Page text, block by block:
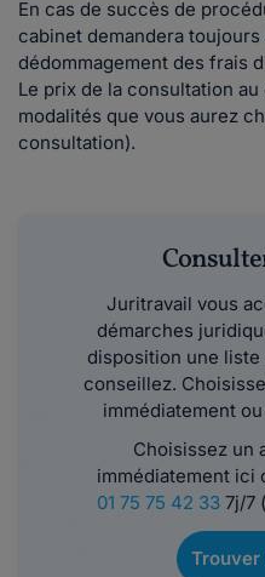
En cas de succès de
cabinet demandera
dédommagement des frais
Le prix de la consultation
modalités que vous aurez
consultation).
Juritravail vous
démarches
disposition une liste
conseillez.
immédiatement
Choisissez un
immédiatement ici
01 75 75 42 337j/7
Trouver